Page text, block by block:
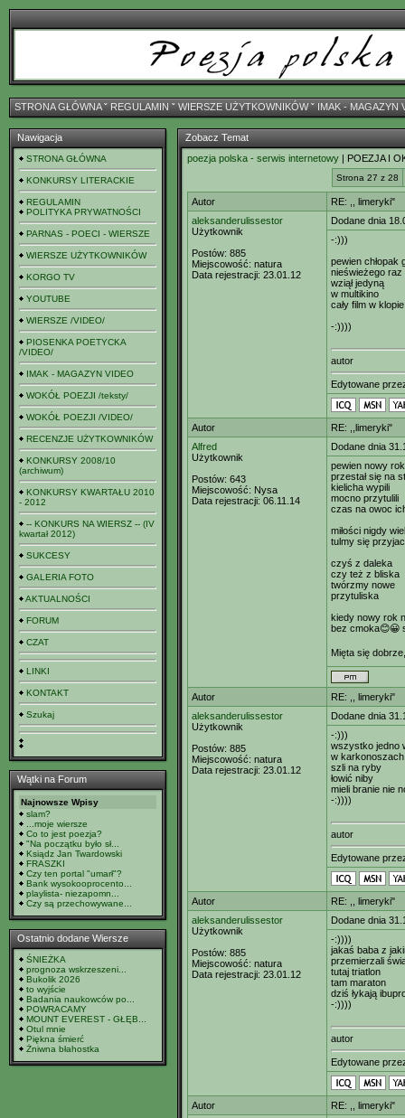
STRONA GŁÓWNAˇ REGULAMIN ˇ WIERSZE UŻYTKOWNIKÓWˇ IMAK - MAGAZYN
Nawigacja
STRONA GŁÓWNA
KONKURSY LITERACKIE
REGULAMIN
POLITYKA PRYWATNOŚCI
PARNAS - POECI - WIERSZE
WIERSZE UŻYTKOWNIKÓW
KORGO TV
YOUTUBE
WIERSZE /VIDEO/
PIOSENKA POETYCKA
/VIDEO/
IMAK - MAGAZYN VIDEO
WOKÓŁ POEZJI /teksty/
WOKÓŁ POEZJI /VIDEO/
RECENZJE UŻYTKOWNIKÓW
KONKURSY 2008/10
(archiwum)
KONKURSY KWARTAŁU 2010
- 2012
-- KONKURS NA WIERSZ -- (IV
kwartał 2012)
SUKCESY
GALERIA FOTO
AKTUALNOŚCI
FORUM
CZAT
LINKI
KONTAKT
Szukaj
Wątki na Forum
Najnowsze Wpisy
slam?
...moje wiersze
Co to jest poezja?
"Na początku było sł...
Ksiądz Jan Twardowski
FRASZKI
Czy ten portal "umarł"?
Bank wysokooprocento...
playlista- niezapomn...
Czy są przechowywane...
Ostatnio dodane Wiersze
ŚNIEŻKA
prognoza wskrzeszeni...
Bukolik 2026
to wyjście
Badania naukowców po...
POWRACAMY
MOUNT EVEREST - GŁĘB...
Otul mnie
Piękna śmierć
Żniwna błahostka
Zobacz Temat
poezja polska - serwis internetowy | POEZJA I
Strona 27 z 28
Autor
RE: ,, limeryki"
aleksanderulissestor
Użytkownik
Postów: 885
Miejscowość: natura
Data rejestracji: 23.01.12
Dodane dnia
-:)))
pewien chłopak
nieświeżego raz
wziął jedyną
w multikino
cały film w
-:))))
autor
Edytowane
Autor
RE: ,,limeryki"
Alfred
Użytkownik
Postów: 643
Miejscowość: Nysa
Data rejestracji: 06.11.14
Dodane dnia
pewien nowy
przestał się na
kielicha wypili
mocno przytulili
czas na owoc
miłości nigdy
tulmy się
czyś z daleka
czy też z bliska
twórzmy nowe
przytuliska
kiedy nowy rok
bez cmoka😊😀
Mięta się
Autor
RE: ,, limeryki"
aleksanderulissestor
Użytkownik
Postów: 885
Miejscowość: natura
Data rejestracji: 23.01.12
Dodane dnia
-:)))
wszystko jedno
w
szli na ryby
łowić niby
mieli branie nie
-:))))
autor
Edytowane
Autor
RE: ,, limeryki"
aleksanderulissestor
Użytkownik
Postów: 885
Miejscowość: natura
Data rejestracji: 23.01.12
Dodane dnia
-:))))
jakaś baba z
przemierzali
tutaj triatlon
tam maraton
dziś łykają
-:))))
autor
Edytowane
Autor
RE: ,, limeryki"